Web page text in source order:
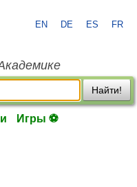
EN DE ES FR
Найти!
Игры ⚽